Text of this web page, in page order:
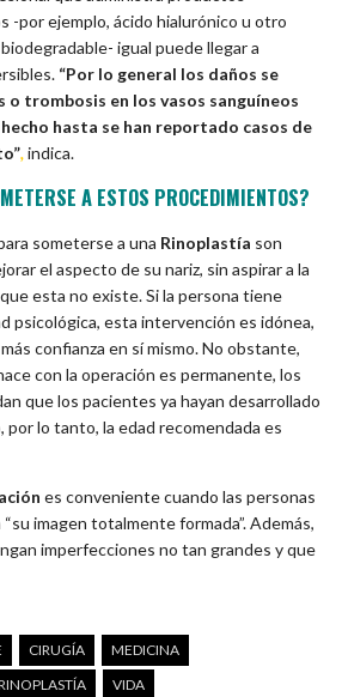
-por ejemplo, ácido hialurónico u otro
igual puede llegar a
“Por lo general los daños se
o trombosis en los vasos sanguíneos
hasta se han reportado casos de
,indica.
A ESTOS PROCEDIMIENTOS?
someterse a una Rinoplastía son
el aspecto de su nariz, sin aspirar a la
esta no existe. Si la persona tiene
psicológica, esta intervención es idónea,
confianza en sí mismo. No obstante,
con la operación es permanente, los
que los pacientes ya hayan desarrollado
lo tanto, la edad recomendada es
es conveniente cuando las personas
imagen totalmente formada”. Además,
imperfecciones no tan grandes y que
CIRUGÍA
MEDICINA
VIDA